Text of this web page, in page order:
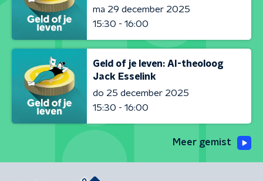
ma 29 december 2025
15:30 - 16:00
Geld of je leven: AI-theoloog
Jack Esselink
do 25 december 2025
15:30 - 16:00
Meer gemist